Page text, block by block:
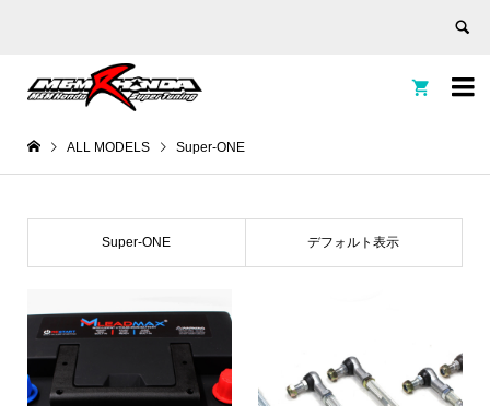


ALL MODELS Super-ONE
Super-ONE デフォルト表示